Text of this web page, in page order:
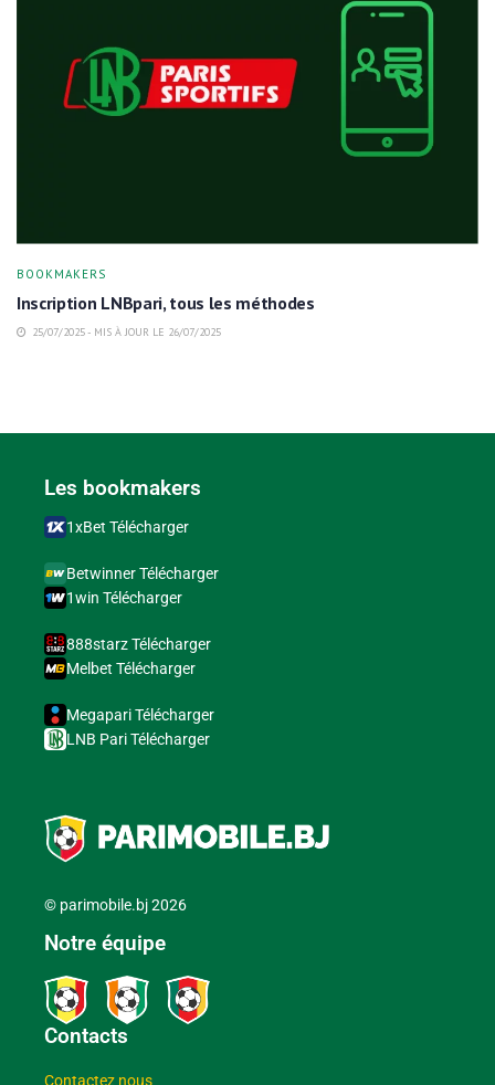
BOOKMAKERS
Inscription LNBpari, tous les méthodes
25/07/2025 - MIS À JOUR LE 26/07/2025
Les bookmakers
1xBet Télécharger
Betwinner Télécharger
1win Télécharger
888starz Télécharger
Melbet Télécharger
Megapari Télécharger
LNB Pari Télécharger
© parimobile.bj 2026
Notre équipe
Contacts
Contactez nous